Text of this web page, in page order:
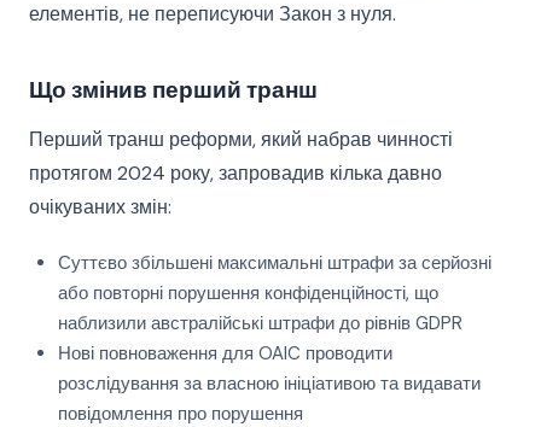
елементів, не переписуючи Закон з нуля.
Що змінив перший транш
Перший транш реформи, який набрав чинності
протягом 2024 року, запровадив кілька давно
очікуваних змін:
Суттєво збільшені максимальні штрафи за серйозні
або повторні порушення конфіденційності, що
наблизили австралійські штрафи до рівнів GDPR
Нові повноваження для OAIC проводити
розслідування за власною ініціативою та видавати
повідомлення про порушення